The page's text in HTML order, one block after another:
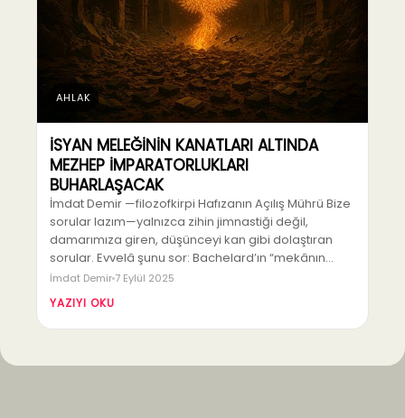
AHLAK
İSYAN MELEĞİNİN KANATLARI ALTINDA
MEZHEP İMPARATORLUKLARI
BUHARLAŞACAK
İmdat Demir —filozofkirpi Hafızanın Açılış Mührü Bize
sorular lazım—yalnızca zihin jimnastiği değil,
damarımıza giren, düşünceyi kan gibi dolaştıran
sorular. Evvelâ şunu sor: Bachelard’ın “mekânın…
İmdat Demir 7 Eylül 2025
YAZIYI OKU